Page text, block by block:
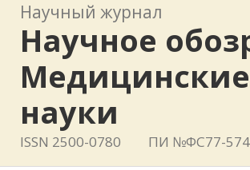
Научный журнал
Научное
Медицинские
науки
ISSN 2500-0780 ПИ №ФС77-